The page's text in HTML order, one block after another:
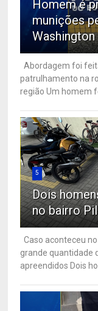
Homem é
munições
Abordagem foi
patrulhamento na
região Um homem
5
Dois
no bairro
Caso aconteceu
grande quantidade
apreendidos Dois